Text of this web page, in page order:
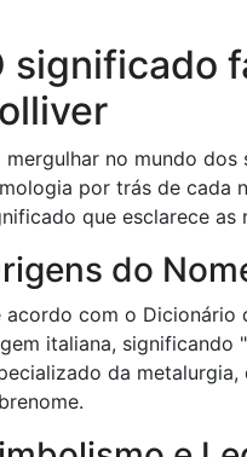
significado
mergulhar no mundo
por trás de cada
que esclarece as
do
acordo com o Dicionário
italiana, significando
da